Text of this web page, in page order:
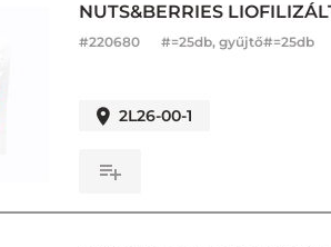
NUTS&BERRIES
#220680 #=25db, gyűjtő#=25db
2L26-00-1